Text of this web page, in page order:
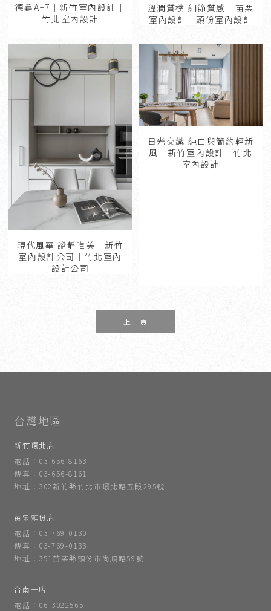
德鑫A+7｜新竹室內設計｜
竹北室內設計
溫潤質樸 細節質感｜苗栗
室內設計｜頭份室內設計
現代風華 謐靜唯美｜新竹
室內設計公司｜竹北室內
設計公司
日光交織 純白與簡約輕新
風｜新竹室內設計｜竹北
室內設計
上一頁
新竹環北店
電話：03-656-8163
傳真：03-656-8161
地址：302新竹縣竹北市環北路五段295號
苗栗頭份店
電話：03-769-0130
傳真：03-769-0133
地址：351苗栗縣頭份市尚順路59號
台南一店
電話：06-3022565